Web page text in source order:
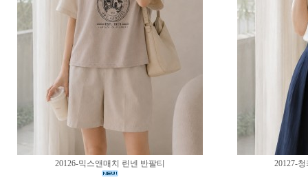
20126-믹스앤매치 린넨 반팔티 20127-